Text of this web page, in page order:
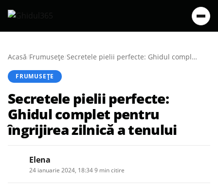
Acasă/Frumusețe/ Secretele pielii perfecte: Ghidul complet pentru îngrijirea zilnică a tenului
FRUMUSEȚE
Secretele pielii perfecte:
Ghidul complet pentru
îngrijirea zilnică a tenului
Elena
24 ianuarie 2024, 18:349 min citire